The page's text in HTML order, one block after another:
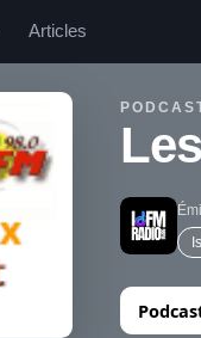
Articles